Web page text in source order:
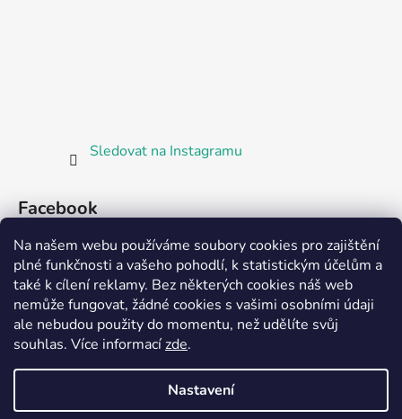
Na našem webu používáme soubory cookies pro zajištění
plné funkčnosti a vašeho pohodlí, k statistickým účelům a
také k cílení reklamy. Bez některých cookies náš web
nemůže fungovat, žádné cookies s vašimi osobními údaji
ale nebudou použity do momentu, než udělíte svůj
souhlas. Více informacízde.
Nastavení
Sledovat na Instagramu
Facebook
Partnerská prodejna Barefoot Plzeň